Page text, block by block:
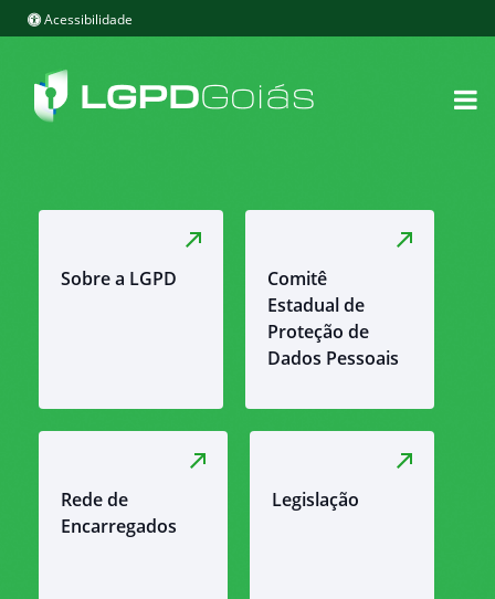
Acessibilidade
Sobre a LGPD
Comitê
Estadual de
Proteção de
Dados Pessoais
Rede de
Encarregados
Legislação